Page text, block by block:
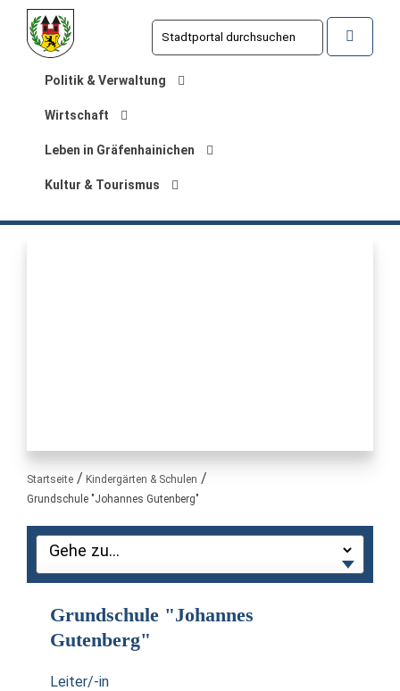
Politik & Verwaltung
Wirtschaft
Leben in Gräfenhainichen
Kultur & Tourismus
Sie sind hier:
Startseite
Kindergärten & Schulen
Grundschule "Johannes Gutenberg"
Grundschule "Johannes
Gutenberg"
Leiter/-in